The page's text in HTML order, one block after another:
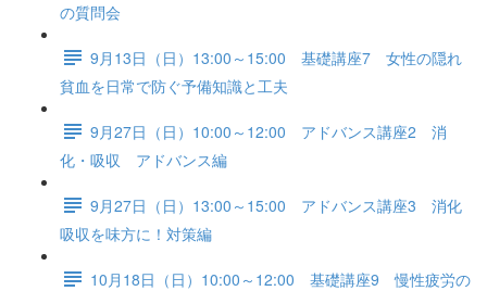
の質問会
9月13日（日）13:00～15:00 基礎講座7 女性の隠れ
貧血を日常で防ぐ予備知識と工夫
9月27日（日）10:00～12:00 アドバンス講座2 消
化・吸収 アドバンス編
9月27日（日）13:00～15:00 アドバンス講座3 消化
吸収を味方に！対策編
10月18日（日）10:00～12:00 基礎講座9 慢性疲労の